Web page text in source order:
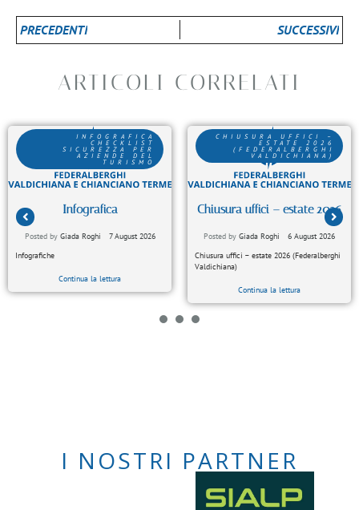
PRECEDENTI SUCCESSIVI
ARTICOLI CORRELATI
INFOGRAFICA
CHECKLIST
SICUREZZA PER
AZIENDE DEL
TURISMO
Infografica
Posted by Giada Roghi
7 August 2026
Infografiche
Continua la lettura
CHIUSURA UFFICI –
ESTATE 2026
(FEDERALBERGHI
VALDICHIANA)
Chiusura uffici – estate 2026
Posted by Giada Roghi
6 August 2026
Chiusura uffici – estate 2026 (Federalberghi
Valdichiana)
Continua la lettura
I NOSTRI PARTNER